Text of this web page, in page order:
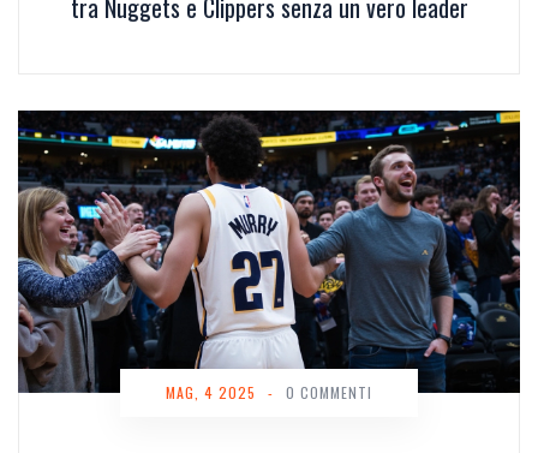
tra Nuggets e Clippers senza un vero leader
MAG, 4 2025 - 0 COMMENTI